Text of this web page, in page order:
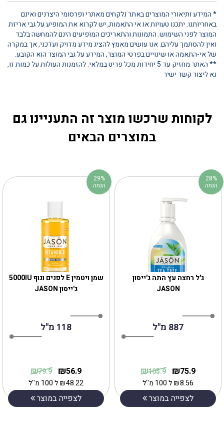
* המידע ותיאורי המוצרים באתר נלקחים מאתרי ופרסומי היצרנים ואינם
באחריותנו. יתכנו טעויות או אי התאמות, יש לקרוא את המופיע על גבי אריזת
המוצר לפני השימוש. התמונות והתאריכים המופיעים הינם להמחשה בלבד
ואין להסתמך עליהם. אנו עושים מאמץ להציג מידע מדויק ועדכני, אך במקרה
של אי-התאמה או שינויים בפרטי המוצר, המידע על גבי המוצר הוא הקובע.
** האתר מחזיק עד 5 יחידות מכל פריט במלאי. להזמנות העולות על כמות זו,
נא ליצור קשר ישיר
לקוחות שרכשו מוצר זה התעניינו גם
במוצרים הבאים
שמן ויטמין E לפנים וגוף 5000IU
ג'ייסון JASON
118 מ''ל
56.9
₪
79.9
₪
48.22
₪ל 100 מ''ל
לצפייה במוצר
29%
הנחה
ג'ל רחצה עץ התה ג'ייסון
JASON
887 מ"ל
75.9
₪
105.9
₪
8.56
₪ל 100 מ''ל
לצפייה במוצר
28%
הנחה